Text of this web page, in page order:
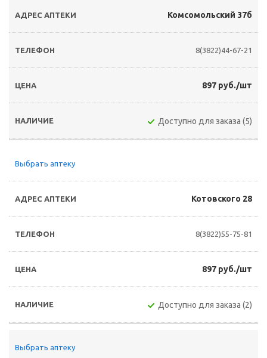
Комсомольский 37б
8(3822)44-67-21
897 руб./шт
Доступно для заказа (5)
Выбрать аптеку
Котовского 28
8(3822)55-75-81
897 руб./шт
Доступно для заказа (2)
Выбрать аптеку